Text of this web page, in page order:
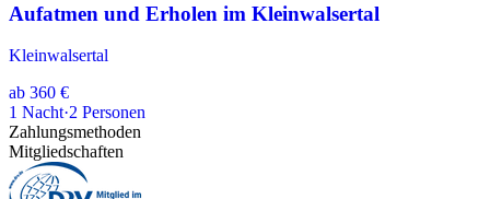
Aufatmen und Erholen im Kleinwalsertal
Kleinwalsertal
ab 360 €
1 Nacht·2 Personen
Zahlungsmethoden
Mitgliedschaften